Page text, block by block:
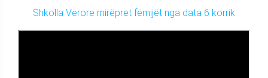
Shkolla Verore mirëpret fëmijët nga data 6 korrik